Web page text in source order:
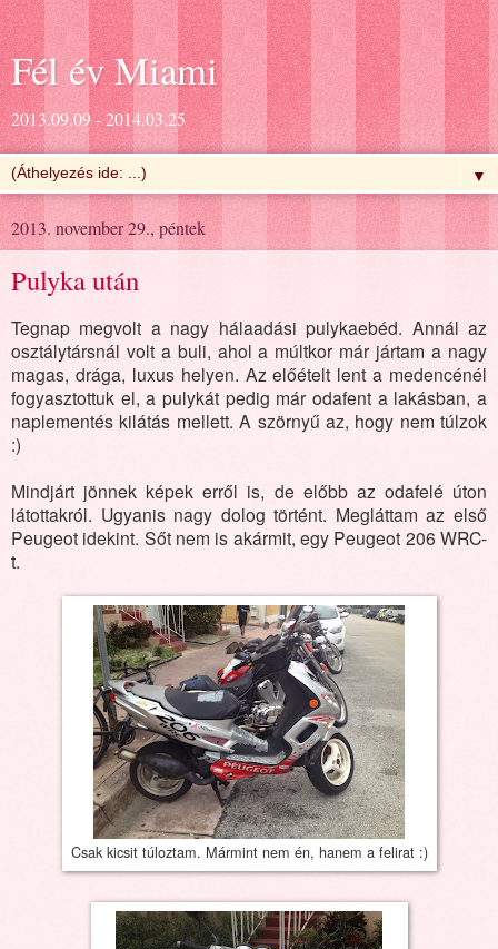
Fél év Miami
2013.09.09 - 2014.03.25
▼
2013. november 29., péntek
Pulyka után
Tegnap megvolt a nagy hálaadási pulykaebéd. Annál az
osztálytársnál volt a buli, ahol a múltkor már jártam a nagy
magas, drága, luxus helyen. Az előételt lent a medencénél
fogyasztottuk el, a pulykát pedig már odafent a lakásban, a
naplementés kilátás mellett. A szörnyű az, hogy nem túlzok
:)
Mindjárt jönnek képek erről is, de előbb az odafelé úton
látottakról. Ugyanis nagy dolog történt. Megláttam az első
Peugeot idekint. Sőt nem is akármit, egy Peugeot 206 WRC-
t.
Csak kicsit túloztam. Mármint nem én, hanem a felirat :)